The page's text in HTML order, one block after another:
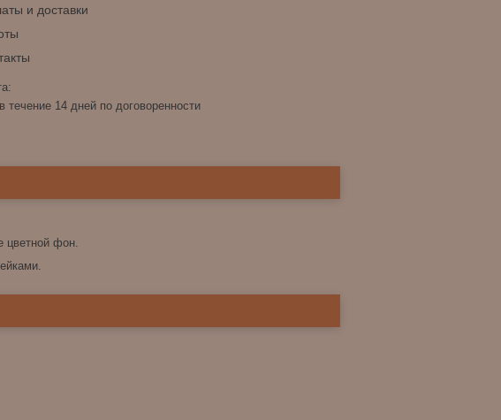
и доставки
в течение 14 дней по договоренности
цветной фон.